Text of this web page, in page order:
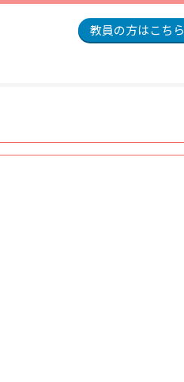
教員の方はこちら